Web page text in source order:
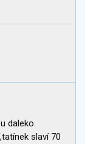
daleko.
slaví 70